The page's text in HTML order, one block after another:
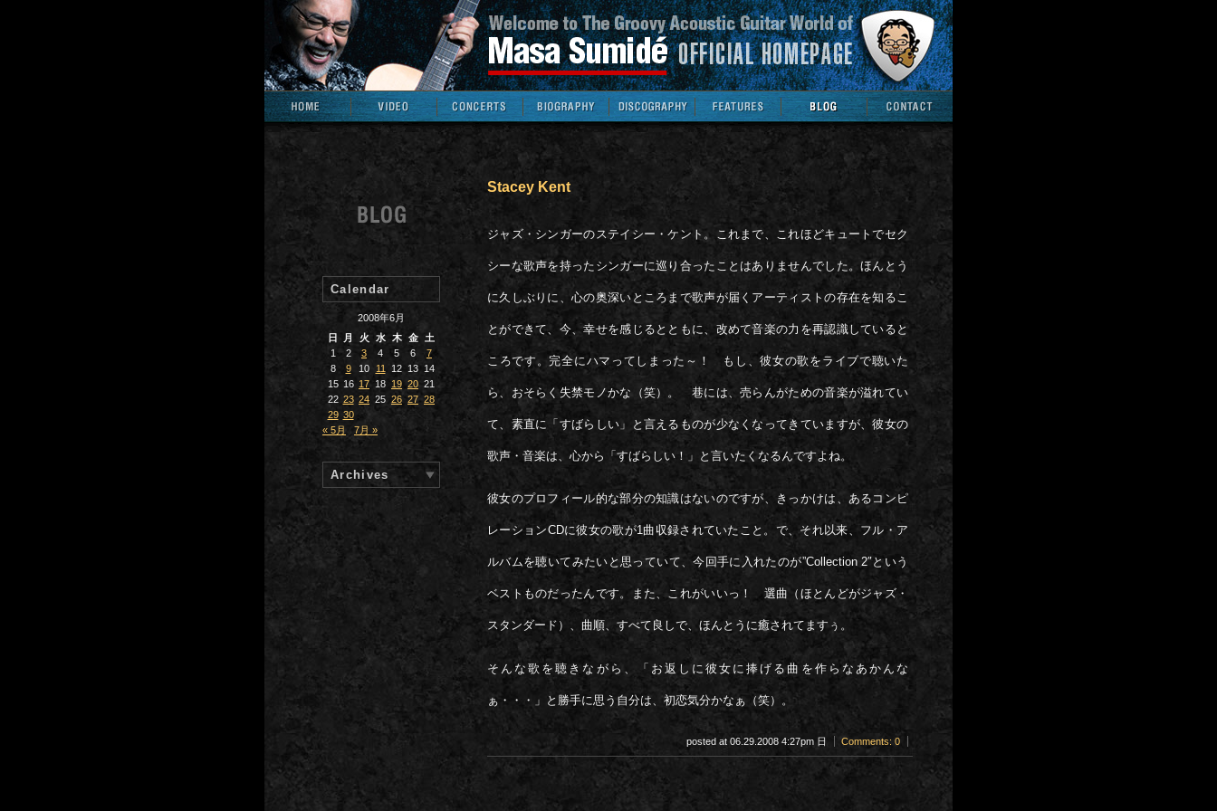
Stacey Kent
ジャズ・シンガーのステイシー・ケント。これまで、これほどキュートでセク
シーな歌声を持ったシンガーに巡り合ったことはありませんでした。ほんとう
に久しぶりに、心の奥深いところまで歌声が届くアーティストの存在を知るこ
とができて、今、幸せを感じるとともに、改めて音楽の力を再認識していると
ころです。完全にハマってしまった～！ もし、彼女の歌をライブで聴いた
ら、おそらく失禁モノかな（笑）。 巷には、売らんがための音楽が溢れてい
て、素直に「すばらしい」と言えるものが少なくなってきていますが、彼女の
歌声・音楽は、心から「すばらしい！」と言いたくなるんですよね。
彼女のプロフィール的な部分の知識はないのですが、きっかけは、あるコンピ
レーションCDに彼女の歌が1曲収録されていたこと。で、それ以来、フル・ア
ルバムを聴いてみたいと思っていて、今回手に入れたのが”Collection 2″という
ベストものだったんです。また、これがいいっ！ 選曲（ほとんどがジャズ・
スタンダード）、曲順、すべて良しで、ほんとうに癒されてますぅ。
そんな歌を聴きながら、「お返しに彼女に捧げる曲を作らなあかんな
ぁ・・・」と勝手に思う自分は、初恋気分かなぁ（笑）。
posted at 06.29.2008 4:27pm 日 Comments: 0
Calendar
2008年6月
日
月 火 水 木 金
土
1
2 3 4 5 6
7
8
9 10 11 12 13 14
15 16 17 18 19 20 21
22 23 24 25 26 27 28
29 30
« 5月
7月 »
Archives